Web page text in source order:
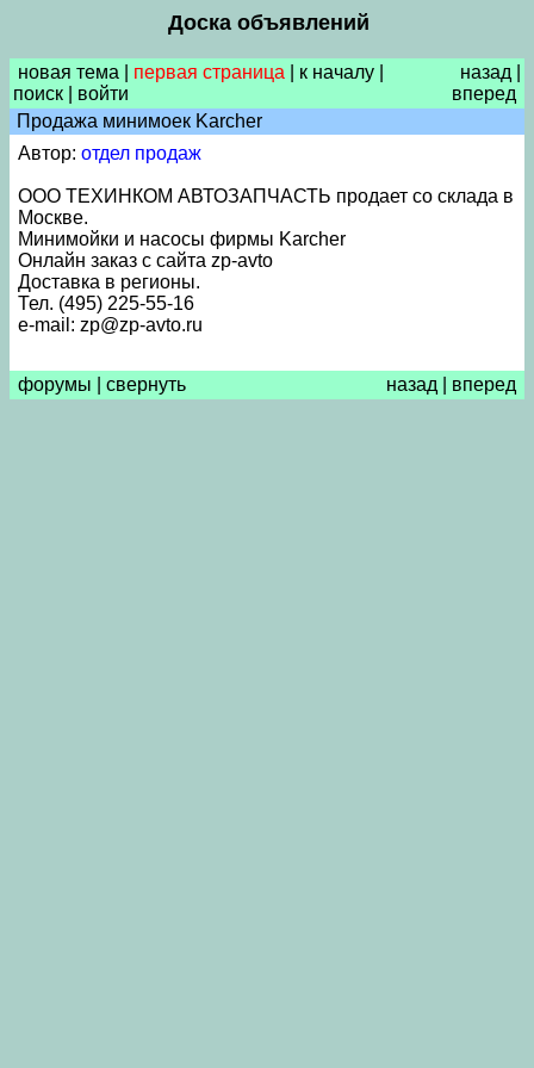
Доска объявлений
новая тема первая страница к началу
поиск
войти
назад
вперед
Продажа минимоек Karcher
Автор: отдел продаж
ООО ТЕХИНКОМ АВТОЗАПЧАСТЬ продает со склада в
Москве.
Минимойки и насосы фирмы Karcher
Онлайн заказ с сайта zp-avto
Доставка в регионы.
Тел. (495) 225-55-16
e-mail: zp@zp-avto.ru
форумы свернуть назад вперед